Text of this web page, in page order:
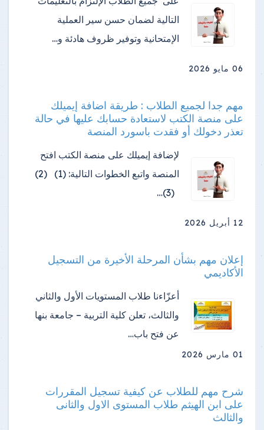
التالية لضمان حسن سير العملية
الإمتحانية وتوفير ظروف هادئة و…
06 مايو 2026
مهم جدا لجميع الطلاب : طريقة اضافة إيميلك
على منصة الكتب لاستعادة حسابك عليها في حالة
تعذر دخولك أو فقدت باسورد المنصة
لإضافة إيميلك على منصة الكتب افتح
المنصة واتبع الخطوات التالية: (1) (2)
(3)…
12 أبريل 2026
إعلان مهم بشأن المرحلة الأخيرة من التسجيل
الأكاديمي
أعزّاءنا طلاب المستويات الأول والثاني
والثالث، تعلن كلية التربية – جامعة بنها
عن فتح باب…
01 مارس 2026
شرح مهم للطلاب عن كيفية تسجيل المقررات
على ابن الهيثم طلاب المستوى الاول والثانى
والثالث